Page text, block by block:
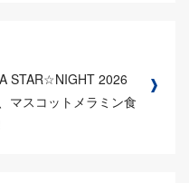
STAR☆NIGHT 2026
マスコットメラミン食